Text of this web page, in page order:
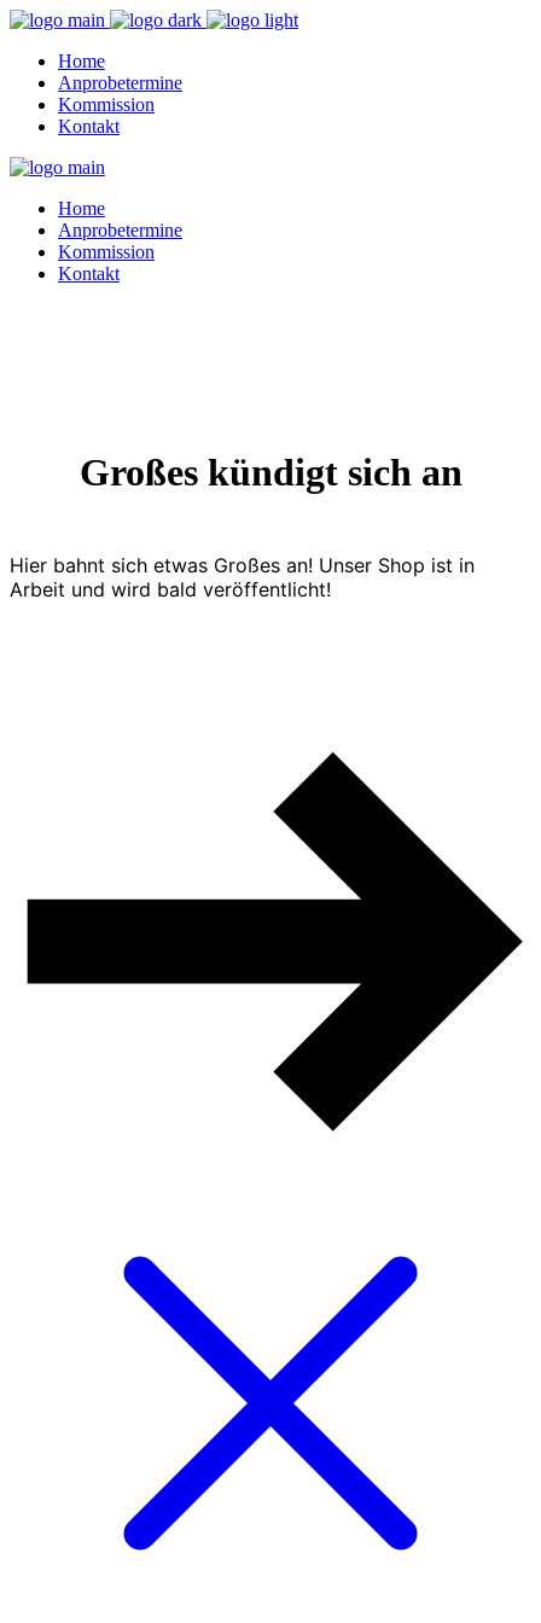
Home
Anprobetermine
Kommission
Kontakt
Home
Anprobetermine
Kommission
Kontakt
Großes kündigt sich an
Hier bahnt sich etwas Großes an! Unser Shop ist in
Arbeit und wird bald veröffentlicht!